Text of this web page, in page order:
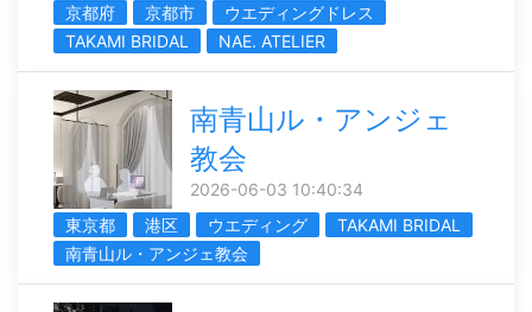
京都府
京都市
ウエディングドレス
TAKAMI BRIDAL
NAE. ATELIER
南青山ル・アンジェ
教会
2026-06-03 10:40:34
東京都
港区 ウエディング
TAKAMI BRIDAL
南青山ル・アンジェ教会